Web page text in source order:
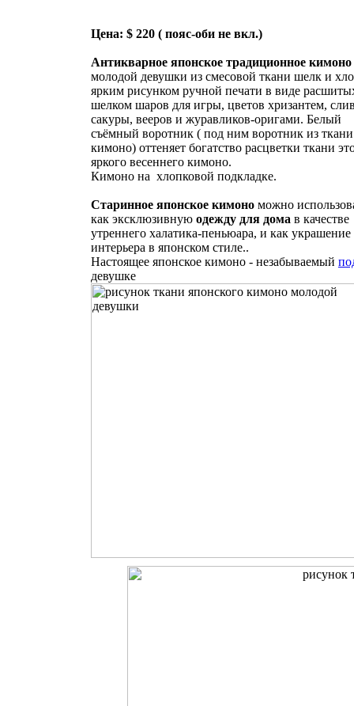
Цена: $ 220 ( пояс-оби не вкл.)
Антикварное японское традиционное кимоно
молодой девушки из смесовой ткани шелк и
ярким рисунком ручной печати в виде
шелком шаров для игры, цветов хризантем,
сакуры, вееров и журавликов-оригами. Белый
съёмный воротник ( под ним воротник из ткани
кимоно) оттеняет богатство расцветки ткани
яркого весеннего кимоно.
Кимоно на хлопковой подкладке.
Старинное японское кимоно можно
как эксклюзивную одежду для дома в качестве
утреннего халатика-пеньюара, и как украшение
интерьера в японском стиле..
Настоящее японское кимоно - незабываемый
девушке